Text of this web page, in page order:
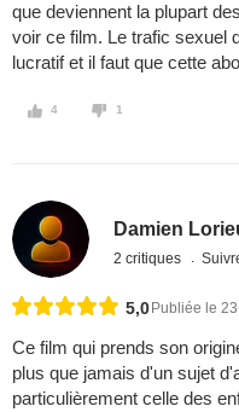
que deviennent la plupart
voir ce film. Le trafic sexuel
lucratif et il faut que cette
4 1
Damien
2 critiques
5,0 Publiée le
Ce film qui prends son
plus que jamais d'un sujet
particulièrement celle des